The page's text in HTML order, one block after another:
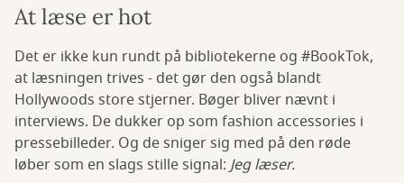
At læse er hot
Det er ikke kun rundt på bibliotekerne og #BookTok,
at læsningen trives - det gør den også blandt
Hollywoods store stjerner. Bøger bliver nævnt i
interviews. De dukker op som fashion accessories i
pressebilleder. Og de sniger sig med på den røde
løber som en slags stille signal:Jeg læser.